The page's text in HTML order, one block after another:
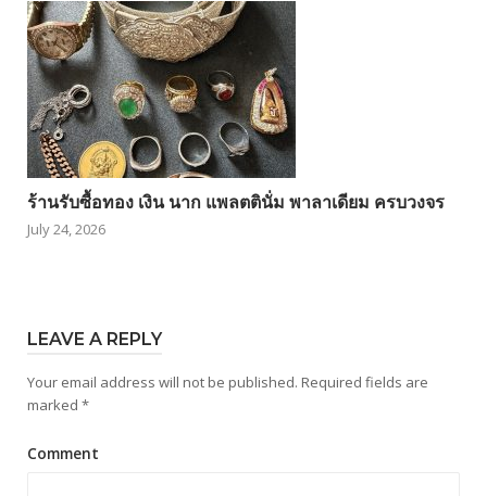
ร้านรับซื้อทอง เงิน นาก แพลตตินั่ม พาลาเดียม ครบวงจร
July 24, 2026
LEAVE A REPLY
Your email address will not be published. Required fields are
marked *
Comment